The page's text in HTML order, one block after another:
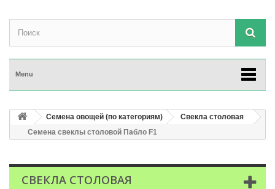
Menu
Семена овощей (по категориям)
Свекла столовая
Семена свеклы столовой Пабло F1
СВЕКЛА СТОЛОВАЯ